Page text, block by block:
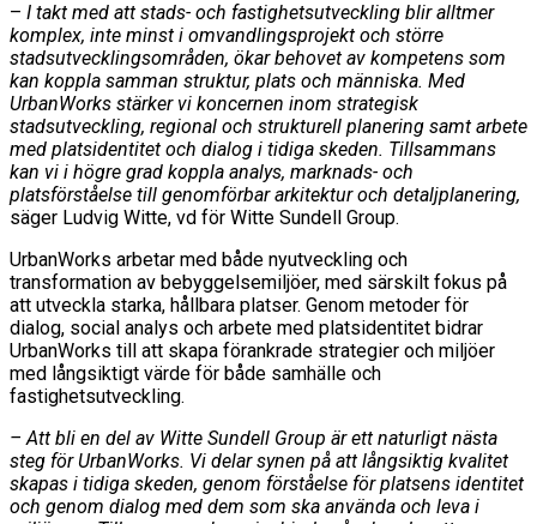
– I takt med att stads- och fastighetsutveckling blir alltmer
komplex, inte minst i omvandlingsprojekt och större
stadsutvecklingsområden, ökar behovet av kompetens som
kan koppla samman struktur, plats och människa. Med
UrbanWorks stärker vi koncernen inom strategisk
stadsutveckling, regional och strukturell planering samt arbete
med platsidentitet och dialog i tidiga skeden. Tillsammans
kan vi i högre grad koppla analys, marknads- och
platsförståelse till genomförbar arkitektur och detaljplanering,
säger Ludvig Witte, vd för Witte Sundell Group.
UrbanWorks arbetar med både nyutveckling och
transformation av bebyggelsemiljöer, med särskilt fokus på
att utveckla starka, hållbara platser. Genom metoder för
dialog, social analys och arbete med platsidentitet bidrar
UrbanWorks till att skapa förankrade strategier och miljöer
med långsiktigt värde för både samhälle och
fastighetsutveckling.
– Att bli en del av Witte Sundell Group är ett naturligt nästa
steg för UrbanWorks. Vi delar synen på att långsiktig kvalitet
skapas i tidiga skeden, genom förståelse för platsens identitet
och genom dialog med dem som ska använda och leva i